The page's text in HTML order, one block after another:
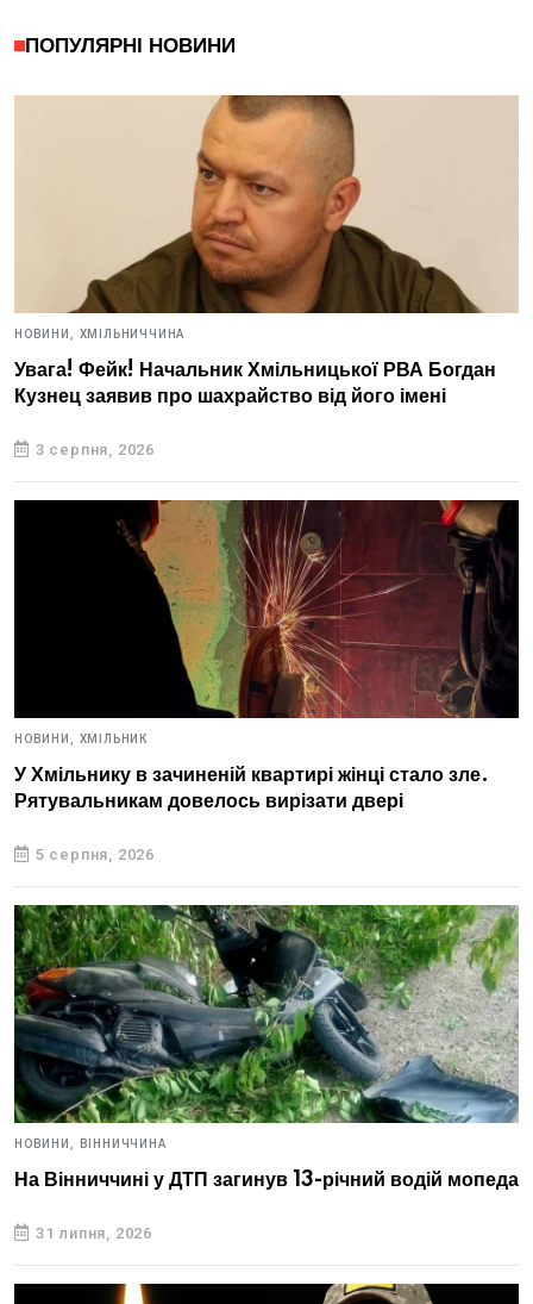
ПОПУЛЯРНІ НОВИНИ
НОВИНИ, ХМІЛЬНИЧЧИНА
Увага! Фейк! Начальник Хмільницької РВА Богдан
Кузнец заявив про шахрайство від його імені
3 серпня, 2026
НОВИНИ, ХМІЛЬНИК
У Хмільнику в зачиненій квартирі жінці стало зле.
Рятувальникам довелось вирізати двері
5 серпня, 2026
НОВИНИ, ВІННИЧЧИНА
На Вінниччині у ДТП загинув 13-річний водій мопеда
31 липня, 2026